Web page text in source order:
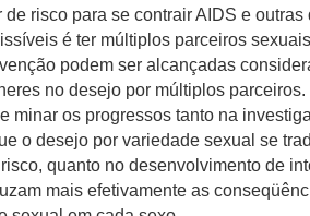
de risco para se contrair AIDS e outras
é ter múltiplos parceiros
podem ser alcançadas
no desejo por múltiplos
minar os progressos tanto na
o desejo por variedade sexual se
quanto no desenvolvimento de
mais efetivamente as